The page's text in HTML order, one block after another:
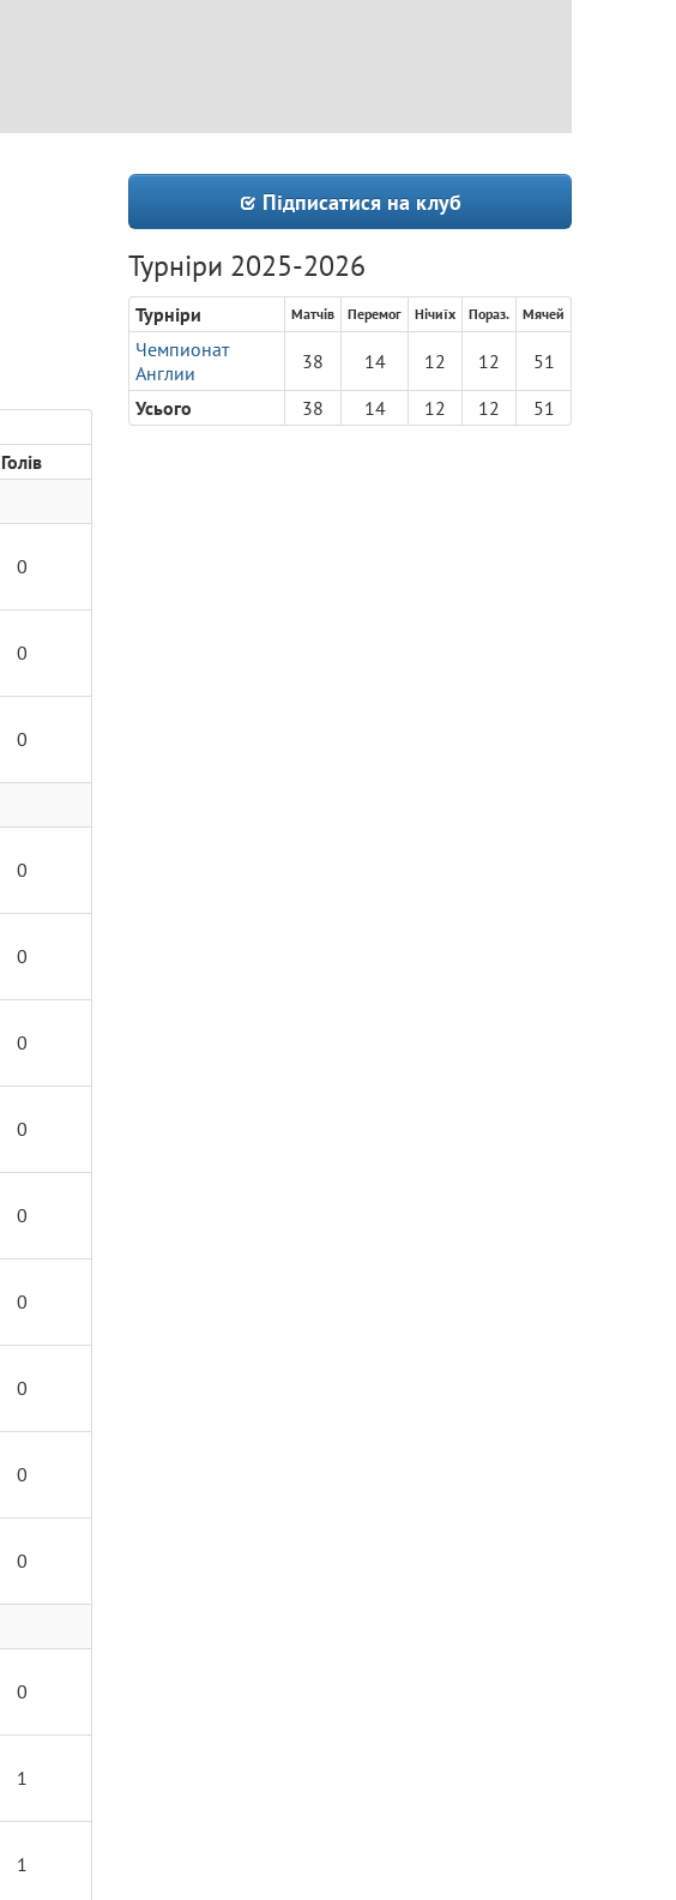
Голів
0
0
0
0
0
0
0
0
0
0
0
0
0
1
1
Підписатися на клуб
Турніри 2025-2026
Турніри Матчів Перемог Нічиїх Пораз. Мячей
Чемпионат
Англии
38 14 12 12
51
Усього
38 14 12 12 51